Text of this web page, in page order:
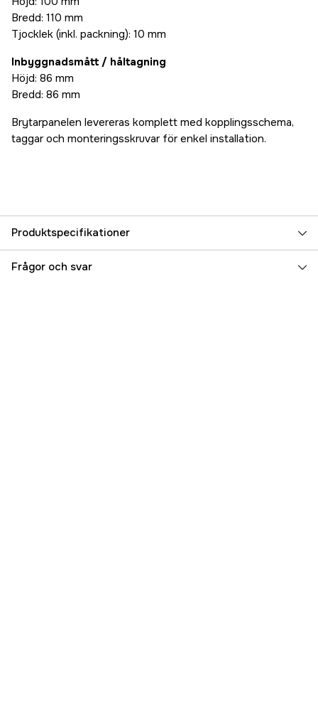
Bredd: 110 mm
Tjocklek (inkl. packning): 10 mm
Inbyggnadsmått / håltagning
Höjd: 86 mm
Bredd: 86 mm
Brytarpanelen levereras komplett med kopplingsschema,
taggar och monteringsskruvar för enkel installation.
Produktspecifikationer
Referensnummer 5000097664
Frågor och svar